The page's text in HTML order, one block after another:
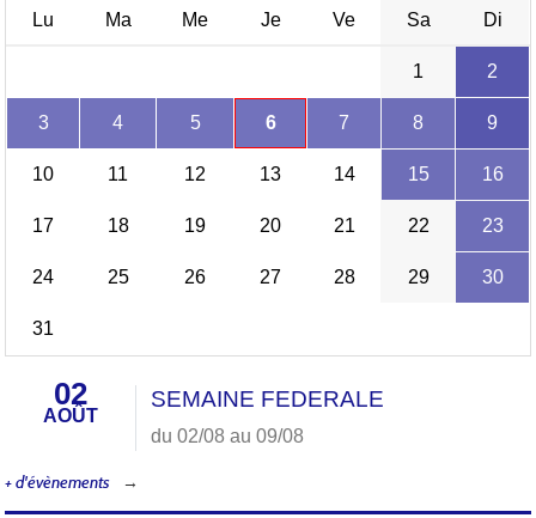
Lu Ma Me Je Ve Sa Di
1 2
3 4 5 6 7 8 9
10 11 12 13 14 15 16
17 18 19 20 21 22 23
24 25 26 27 28 29 30
31
02
AOÛT
SEMAINE FEDERALE
du 02/08 au 09/08
+ d'évènements